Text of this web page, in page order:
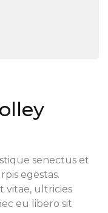
senectus et
egestas.
vitae, ultricies
eu libero sit